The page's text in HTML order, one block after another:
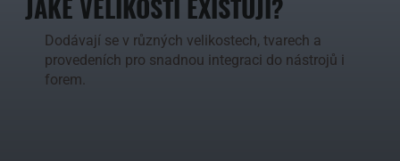
JAKÉ VELIKOSTI EXISTUJÍ?
Dodávají se v různých velikostech, tvarech a
provedeních pro snadnou integraci do nástrojů i
forem.